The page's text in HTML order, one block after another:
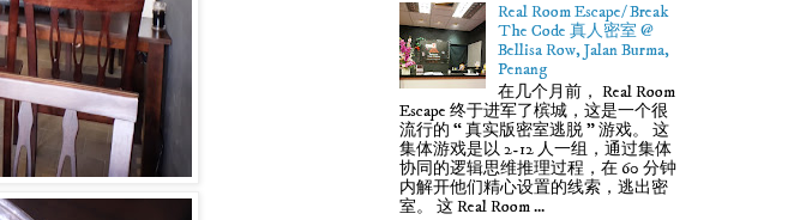
Real Room Escape/ Break
The Code 真人密室 @
Bellisa Row, Jalan Burma,
Penang
在几个月前， Real Room
Escape 终于进军了槟城，这是一个很
流行的 “ 真实版密室逃脱 ” 游戏。 这
集体游戏是以 2-12 人一组，通过集体
协同的逻辑思维推理过程，在 60 分钟
内解开他们精心设置的线索，逃出密
室。 这 Real Room ...